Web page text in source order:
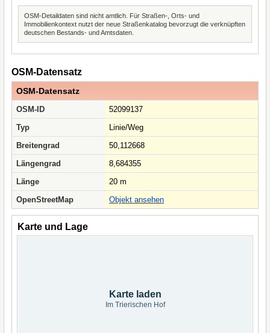
OSM-Detaildaten sind nicht amtlich. Für Straßen-, Orts- und
Immobilienkontext nutzt der neue Straßenkatalog bevorzugt die verknüpften
deutschen Bestands- und Amtsdaten.
OSM-Datensatz
OSM-Datensatz
OSM-ID
52099137
Typ
Linie/Weg
Breitengrad
50,112668
Längengrad
8,684355
Länge
20 m
OpenStreetMap
Objekt ansehen
Karte und Lage
Karte laden
Im Trierischen Hof